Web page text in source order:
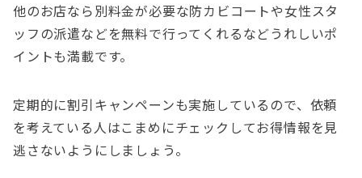
他のお店なら別料金が必要な防カビコートや女性スタ
ッフの派遣などを無料で行ってくれるなどうれしいポ
イントも満載です。
定期的に割引キャンペーンも実施しているので、依頼
を考えている人はこまめにチェックしてお得情報を見
逃さないようにしましょう。